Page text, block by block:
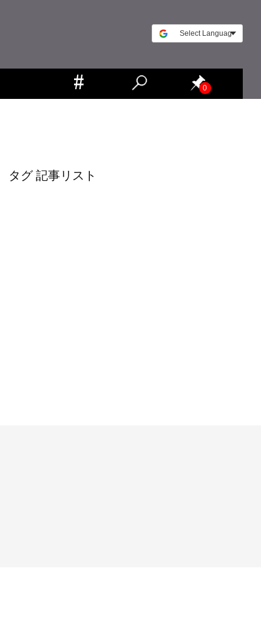
0
タグ 記事リスト